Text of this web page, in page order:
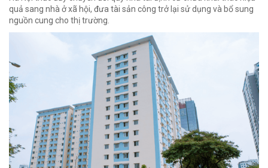
quả sang nhà ở xã hội, đưa tài sản công trở lại sử dụng và bổ sung
nguồn cung cho thị trường.